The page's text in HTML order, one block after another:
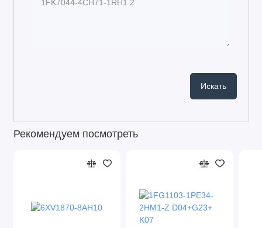
Рекомендуем посмотреть